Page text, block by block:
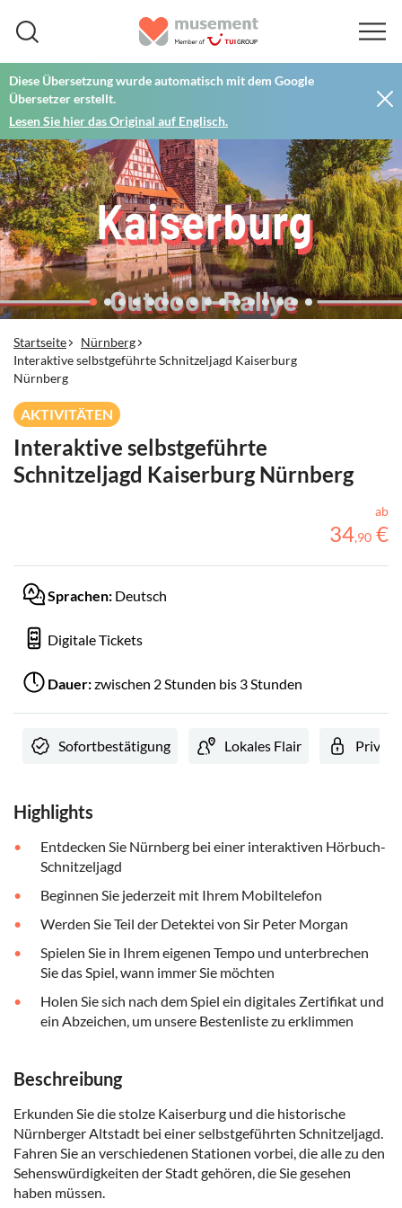
Diese Übersetzung wurde automatisch mit dem Google
Übersetzer erstellt.
Lesen Sie hier das Original auf Englisch.
Startseite
Nürnberg
Interaktive selbstgeführte Schnitzeljagd Kaiserburg
Nürnberg
AKTIVITÄTEN
Interaktive selbstgeführte
Schnitzeljagd Kaiserburg Nürnberg
ab
34,90 €
Sprachen: Deutsch
Digitale Tickets
Dauer:zwischen 2 Stunden bis 3 Stunden
Sofortbestätigung Lokales Flair
Highlights
Entdecken Sie Nürnberg bei einer interaktiven Hörbuch-
Schnitzeljagd
Beginnen Sie jederzeit mit Ihrem Mobiltelefon
Werden Sie Teil der Detektei von Sir Peter Morgan
Spielen Sie in Ihrem eigenen Tempo und unterbrechen
Sie das Spiel, wann immer Sie möchten
Holen Sie sich nach dem Spiel ein digitales Zertifikat und
ein Abzeichen, um unsere Bestenliste zu erklimmen
Beschreibung
Erkunden Sie die stolze Kaiserburg und die historische
Nürnberger Altstadt bei einer selbstgeführten Schnitzeljagd.
Fahren Sie an verschiedenen Stationen vorbei, die alle zu den
Sehenswürdigkeiten der Stadt gehören, die Sie gesehen
haben müssen.